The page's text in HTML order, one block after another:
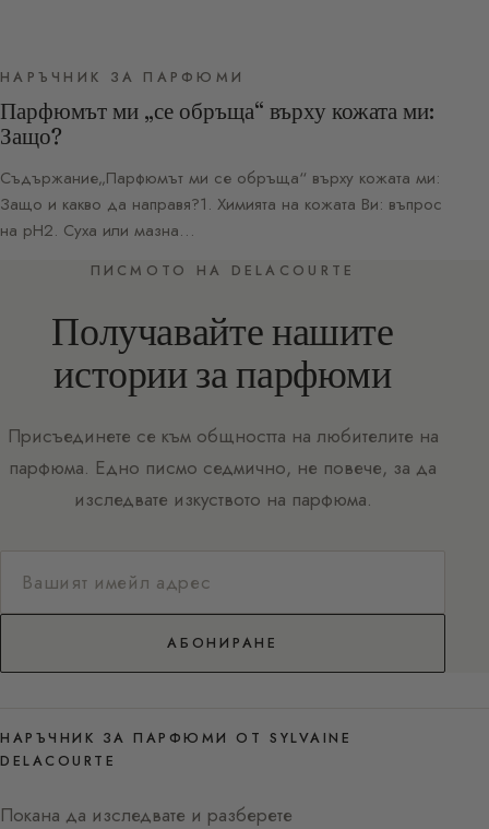
НАРЪЧНИК ЗА ПАРФЮМИ
Парфюмът ми „се обръща“ върху кожата ми:
Защо?
Съдържание„Парфюмът ми се обръща“ върху кожата ми:
Защо и какво да направя?1. Химията на кожата Ви: въпрос
на pH2. Суха или мазна…
ПИСМОТО НА DELACOURTE
Получавайте нашите
истории за парфюми
Присъединете се към общността на любителите на
парфюма. Едно писмо седмично, не повече, за да
изследвате изкуството на парфюма.
АБОНИРАНЕ
НАРЪЧНИК ЗА ПАРФЮМИ ОТ SYLVAINE
DELACOURTE
Покана да изследвате и разберете